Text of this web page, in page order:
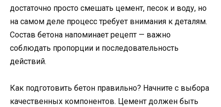
достаточно просто смешать цемент, песок и воду, но
на самом деле процесс требует внимания к деталям.
Состав бетона напоминает рецепт — важно
соблюдать пропорции и последовательность
действий.
Как подготовить бетон правильно? Начните с выбора
качественных компонентов. Цемент должен быть